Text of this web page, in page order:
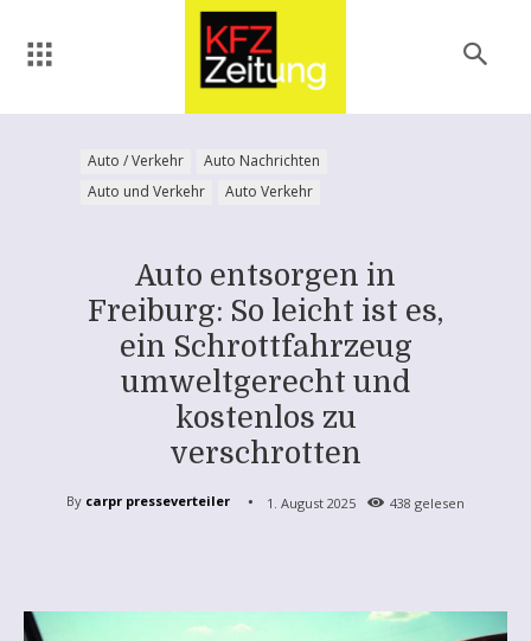
Auto / Verkehr
Auto Nachrichten
Auto und Verkehr
Auto Verkehr
Auto entsorgen in
Freiburg: So leicht ist es,
ein Schrottfahrzeug
umweltgerecht und
kostenlos zu
verschrotten
By carpr presseverteiler 1. August 2025 438 gelesen